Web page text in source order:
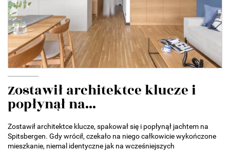
Zostawił architektce klucze i
popłynął na...
Zostawił architektce klucze, spakował się i popłynął jachtem na
Spitsbergen. Gdy wrócił, czekało na niego całkowicie wykończone
mieszkanie, niemal identyczne jak na wcześniejszych